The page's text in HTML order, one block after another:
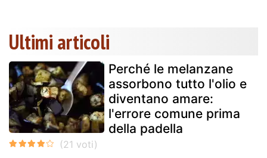
Ultimi articoli
Perché le melanzane
assorbono tutto l'olio e
diventano amare:
l'errore comune prima
della padella